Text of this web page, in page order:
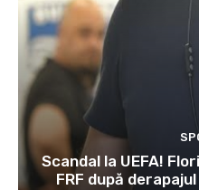
Scandal la UEFA!
FRF după